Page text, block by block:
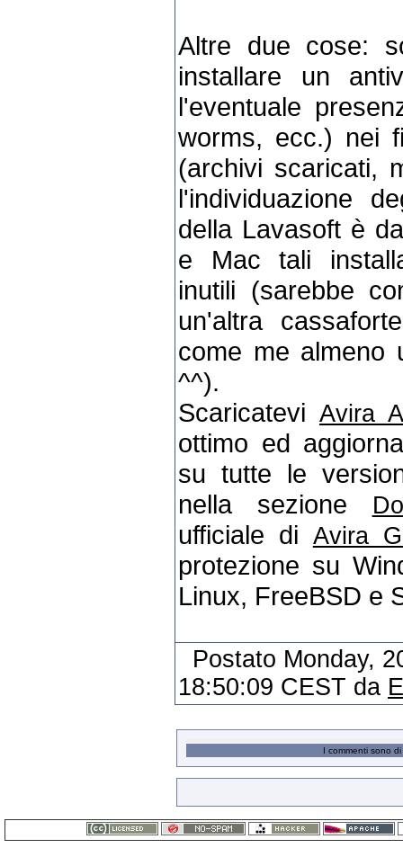
Altre due cose:
installare un
l'eventuale
worms, ecc.) nei
(archivi scaricati,
l'individuazione
della Lavasoft è
e Mac tali
inutili (sarebbe
un'altra
come me almeno
^^).
Scaricatevi Avira
ottimo ed
su tutte le
nella sezione
ufficiale di Avira
protezione su
Linux, FreeBSD e
Postato Monday,
18:50:09 CEST da
I commenti sono